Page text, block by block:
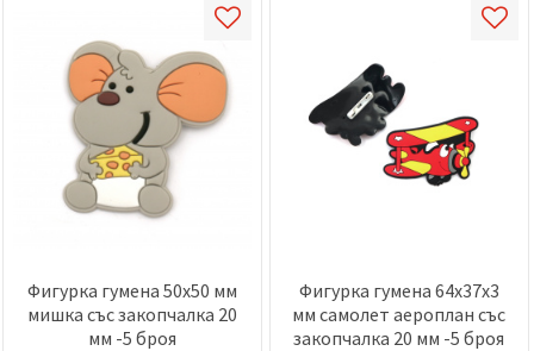
Фигурка гумена 50x50 мм
мишка със закопчалка 20
мм -5 броя
Фигурка гумена 64x37x3
мм самолет аероплан със
закопчалка 20 мм -5 броя